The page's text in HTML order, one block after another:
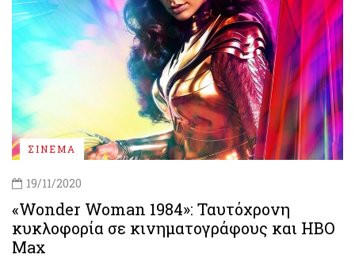
ΣΙΝΕΜΑ
19/11/2020
«Wonder Woman 1984»: Ταυτόχρονη
κυκλοφορία σε κινηματογράφους και HBO
Max